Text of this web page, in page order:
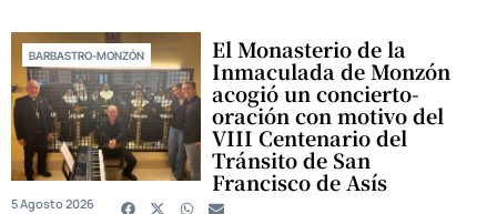
BARBASTRO-MONZÓN El Monasterio de la
Inmaculada de Monzón
acogió un concierto-
oración con motivo del
VIII Centenario del
Tránsito de San
Francisco de Asís
5 Agosto 2026